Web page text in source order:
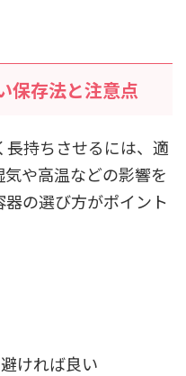
保存法と注意点
持ちさせるには、適
や高温などの影響を
の選び方がポイント
ければ良い